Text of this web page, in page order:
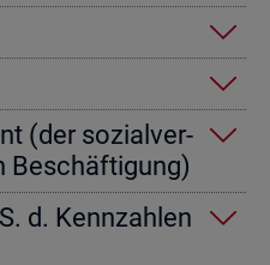
(der so­zi­al­ver­
Be­schäf­ti­gung)
d. Kenn­zah­len